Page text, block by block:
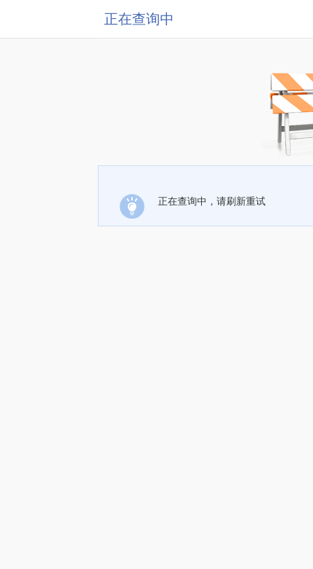
正在查询中
正在查询中，请刷新重试